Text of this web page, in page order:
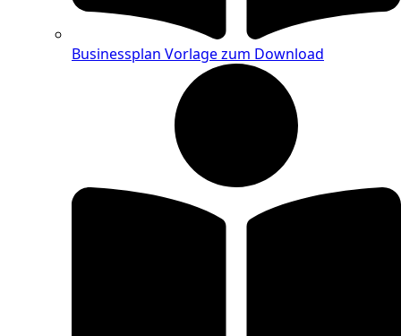
Businessplan Vorlage zum Download